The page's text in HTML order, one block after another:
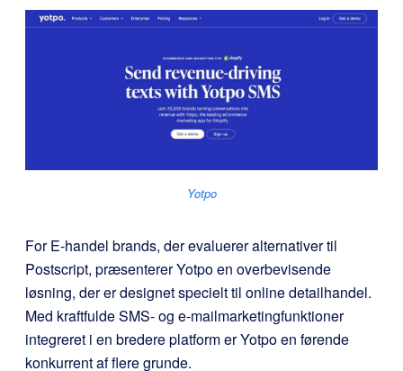
Yotpo
For E-handel brands, der evaluerer alternativer til
Postscript, præsenterer Yotpo en overbevisende
løsning, der er designet specielt til online detailhandel.
Med kraftfulde SMS- og e-mailmarketingfunktioner
integreret i en bredere platform er Yotpo en førende
konkurrent af flere grunde.